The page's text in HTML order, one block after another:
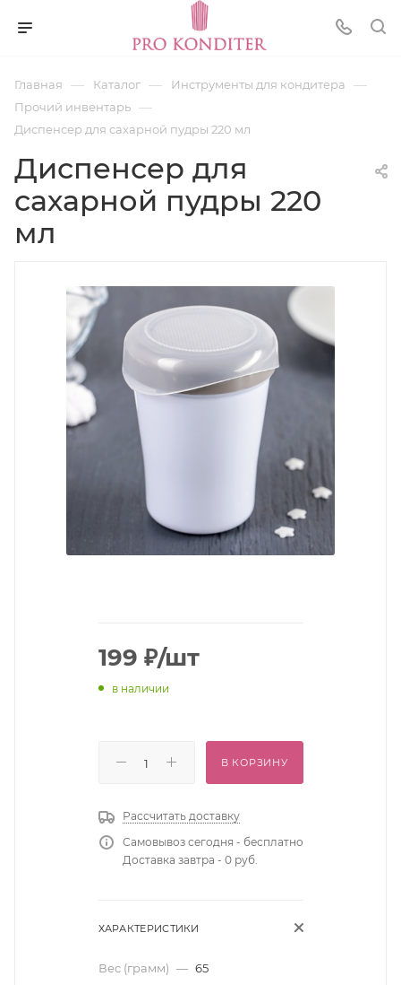
Главная — Каталог — Инструменты для кондитера —
Прочий инвентарь —
Диспенсер для сахарной пудры 220 мл
Диспенсер для
сахарной пудры 220
мл
199 ₽/шт
в наличии
В КОРЗИНУ
Рассчитать доставку
Самовывоз сегодня - бесплатно
Доставка завтра - 0 руб.
ХАРАКТЕРИСТИКИ
Вес (грамм) — 65